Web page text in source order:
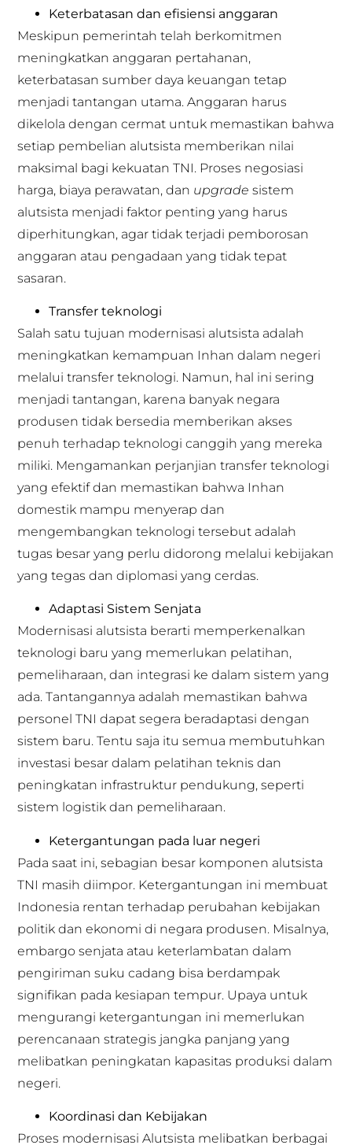
Keterbatasan dan efisiensi anggaran
Meskipun pemerintah telah berkomitmen
meningkatkan anggaran pertahanan,
keterbatasan sumber daya keuangan tetap
menjadi tantangan utama. Anggaran harus
dikelola dengan cermat untuk memastikan bahwa
setiap pembelian alutsista memberikan nilai
maksimal bagi kekuatan TNI. Proses negosiasi
harga, biaya perawatan, dan upgradesistem
alutsista menjadi faktor penting yang harus
diperhitungkan, agar tidak terjadi pemborosan
anggaran atau pengadaan yang tidak tepat
sasaran.
Transfer teknologi
Salah satu tujuan modernisasi alutsista adalah
meningkatkan kemampuan Inhan dalam negeri
melalui transfer teknologi. Namun, hal ini sering
menjadi tantangan, karena banyak negara
produsen tidak bersedia memberikan akses
penuh terhadap teknologi canggih yang mereka
miliki. Mengamankan perjanjian transfer teknologi
yang efektif dan memastikan bahwa Inhan
domestik mampu menyerap dan
mengembangkan teknologi tersebut adalah
tugas besar yang perlu didorong melalui kebijakan
yang tegas dan diplomasi yang cerdas.
Adaptasi Sistem Senjata
Modernisasi alutsista berarti memperkenalkan
teknologi baru yang memerlukan pelatihan,
pemeliharaan, dan integrasi ke dalam sistem yang
ada. Tantangannya adalah memastikan bahwa
personel TNI dapat segera beradaptasi dengan
sistem baru. Tentu saja itu semua membutuhkan
investasi besar dalam pelatihan teknis dan
peningkatan infrastruktur pendukung, seperti
sistem logistik dan pemeliharaan.
Ketergantungan pada luar negeri
Pada saat ini, sebagian besar komponen alutsista
TNI masih diimpor. Ketergantungan ini membuat
Indonesia rentan terhadap perubahan kebijakan
politik dan ekonomi di negara produsen. Misalnya,
embargo senjata atau keterlambatan dalam
pengiriman suku cadang bisa berdampak
signifikan pada kesiapan tempur. Upaya untuk
mengurangi ketergantungan ini memerlukan
perencanaan strategis jangka panjang yang
melibatkan peningkatan kapasitas produksi dalam
negeri.
Koordinasi dan Kebijakan
Proses modernisasi Alutsista melibatkan berbagai